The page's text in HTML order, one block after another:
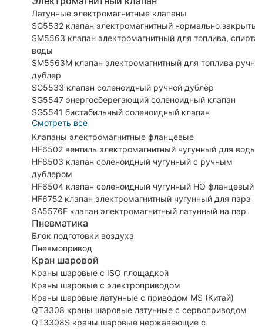
Латунные электромагнитные клапаны
SG5532 клапан электромагнитный нормально
SM5563 клапан электромагнитный для топлива,
воды
SM5563M клапан электромагнитный для топлива
дублер
SG5533 клапан соленоидный ручной дублёр
SG5547 энергосберегающий соленоидный клапан
SG5541 бистабильный соленоидный клапан
Смотреть все
Клапаны электромагнитные фланцевые
HF6502 вентиль электромагнитный чугунный для
HF6503 клапан соленоидный чугунный с ручным
дублером
HF6504 клапан соленоидный чугунный НО фланцевый
HF6752 клапан электромагнитный чугунный для пара
SA5576F клапан электромагнитный латунный на пар
Пневматика
Блок подготовки воздуха
Пневмопривод
Кран шаровой
Краны шаровые с ISO площадкой
Краны шаровые с электроприводом
Краны шаровые латунные с приводом MS (Китай)
QT3308 краны шаровые латунные с сервоприводом
QT3308S краны шаровые нержавеющие с